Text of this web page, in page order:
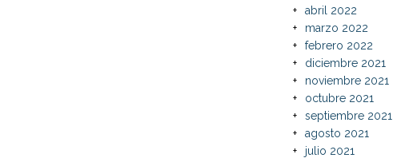
abril 2022
marzo 2022
febrero 2022
diciembre 2021
noviembre 2021
octubre 2021
septiembre 2021
agosto 2021
julio 2021